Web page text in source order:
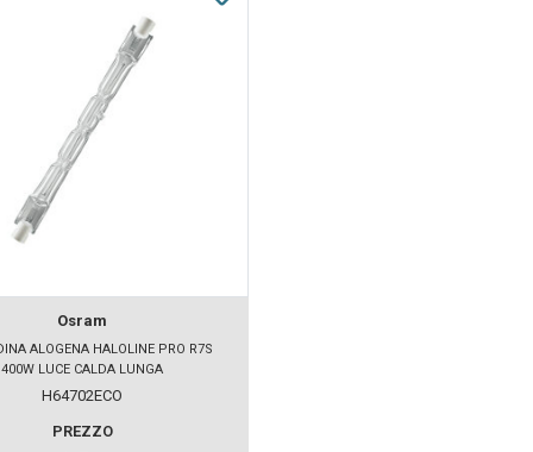
Osram
ALOGENA HALOLINE PRO R7S
400W LUCE CALDA LUNGA
H64702ECO
PREZZO